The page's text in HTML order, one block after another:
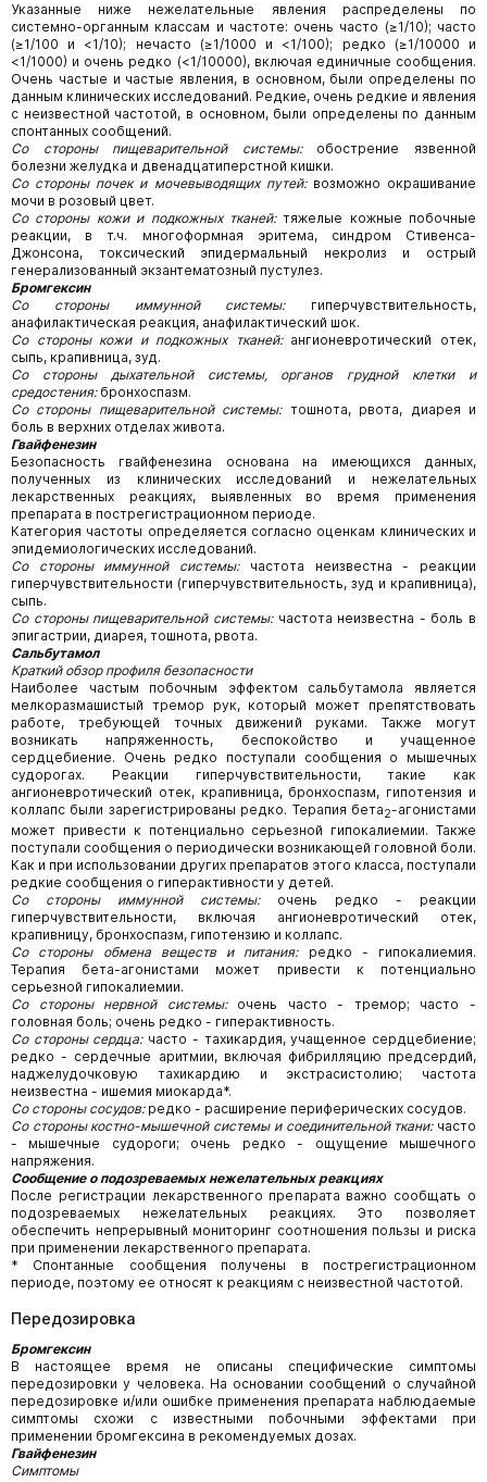
Указанные ниже нежелательные явления распределены по
системно-органным классам и частоте: очень часто (≥1/10); часто
(≥1/100 и <1/10); нечасто (≥1/1000 и <1/100); редко (≥1/10000 и
<1/1000) и очень редко (<1/10000), включая единичные сообщения.
Очень частые и частые явления, в основном, были определены по
данным клинических исследований. Редкие, очень редкие и явления
с неизвестной частотой, в основном, были определены по данным
спонтанных сообщений.
Со стороны пищеварительной системы:обострение язвенной
болезни желудка и двенадцатиперстной кишки.
Со стороны почек и мочевыводящих путей:возможно окрашивание
мочи в розовый цвет.
Со стороны кожи и подкожных тканей:тяжелые кожные побочные
реакции, в т.ч. многоформная эритема, синдром Стивенса-
Джонсона, токсический эпидермальный некролиз и острый
генерализованный экзантематозный пустулез.
Бромгексин
Со стороны иммунной системы:гиперчувствительность,
анафилактическая реакция, анафилактический шок.
Со стороны кожи и подкожных тканей:ангионевротический отек,
сыпь, крапивница, зуд.
Со стороны дыхательной системы, органов грудной клетки и
средостения:бронхоспазм.
Со стороны пищеварительной системы:тошнота, рвота, диарея и
боль в верхних отделах живота.
Гвайфенезин
Безопасность гвайфенезина основана на имеющихся данных,
полученных из клинических исследований и нежелательных
лекарственных реакциях, выявленных во время применения
препарата в пострегистрационном периоде.
Категория частоты определяется согласно оценкам клинических и
эпидемиологических исследований.
Со стороны иммунной системы:частота неизвестна - реакции
гиперчувствительности (гиперчувствительность, зуд и крапивница),
сыпь.
Со стороны пищеварительной системы:частота неизвестна - боль в
эпигастрии, диарея, тошнота, рвота.
Сальбутамол
Краткий обзор профиля безопасности
Наиболее частым побочным эффектом сальбутамола является
мелкоразмашистый тремор рук, который может препятствовать
работе, требующей точных движений руками. Также могут
возникать напряженность, беспокойство и учащенное
сердцебиение. Очень редко поступали сообщения о мышечных
судорогах. Реакции гиперчувствительности, такие как
ангионевротический отек, крапивница, бронхоспазм, гипотензия и
коллапс были зарегистрированы редко. Терапия бета2-агонистами
может привести к потенциально серьезной гипокалиемии. Также
поступали сообщения о периодически возникающей головной боли.
Как и при использовании других препаратов этого класса, поступали
редкие сообщения о гиперактивности у детей.
Со стороны иммунной системы:очень редко - реакции
гиперчувствительности, включая ангионевротический отек,
крапивницу, бронхоспазм, гипотензию и коллапс.
Со стороны обмена веществ и питания:редко - гипокалиемия.
Терапия бета-агонистами может привести к потенциально
серьезной гипокалиемии.
Со стороны нервной системы:очень часто - тремор; часто -
головная боль; очень редко - гиперактивность.
Со стороны сердца:часто - тахикардия, учащенное сердцебиение;
редко - сердечные аритмии, включая фибрилляцию предсердий,
наджелудочковую тахикардию и экстрасистолию; частота
неизвестна - ишемия миокарда*.
Со стороны сосудов:редко - расширение периферических сосудов.
Со стороны костно-мышечной системы и соединительной ткани:часто
- мышечные судороги; очень редко - ощущение мышечного
напряжения.
Сообщение о подозреваемых нежелательных реакциях
После регистрации лекарственного препарата важно сообщать о
подозреваемых нежелательных реакциях. Это позволяет
обеспечить непрерывный мониторинг соотношения пользы и риска
при применении лекарственного препарата.
* Спонтанные сообщения получены в пострегистрационном
периоде, поэтому ее относят к реакциям с неизвестной частотой.
Передозировка
Бромгексин
В настоящее время не описаны специфические симптомы
передозировки у человека. На основании сообщений о случайной
передозировке и/или ошибке применения препарата наблюдаемые
симптомы схожи с известными побочными эффектами при
применении бромгексина в рекомендуемых дозах.
Гвайфенезин
Симптомы